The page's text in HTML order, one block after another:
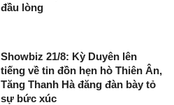
đầu lòng
Showbiz 21/8: Kỳ Duyên lên
tiếng về tin đồn hẹn hò Thiên Ân,
Tăng Thanh Hà đăng đàn bày tỏ
sự bức xúc